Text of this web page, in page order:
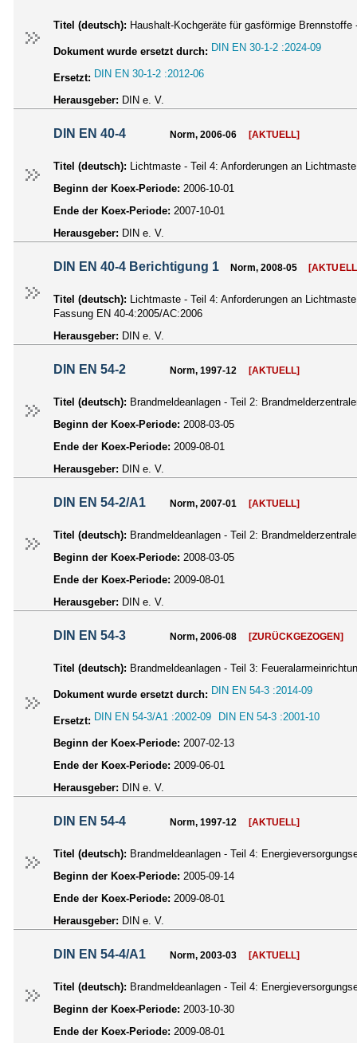
Titel (deutsch): Haushalt-Kochgeräte für gasförmige
Dokument wurde ersetzt durch: DIN EN 30-1-2 :2024-09
Ersetzt: DIN EN 30-1-2 :2012-06
Herausgeber: DIN e. V.
DIN EN 40-4 Norm, 2006-06 [AKTUELL]
Titel (deutsch): Lichtmaste - Teil 4: Anforderungen an
Beginn der Koex-Periode: 2006-10-01
Ende der Koex-Periode: 2007-10-01
Herausgeber: DIN e. V.
DIN EN 40-4 Berichtigung 1 Norm, 2008-05
Titel (deutsch): Lichtmaste - Teil 4: Anforderungen an
Fassung EN 40-4:2005/AC:2006
Herausgeber: DIN e. V.
DIN EN 54-2 Norm, 1997-12 [AKTUELL]
Titel (deutsch): Brandmeldeanlagen - Teil 2:
Beginn der Koex-Periode: 2008-03-05
Ende der Koex-Periode: 2009-08-01
Herausgeber: DIN e. V.
DIN EN 54-2/A1 Norm, 2007-01 [AKTUELL]
Titel (deutsch): Brandmeldeanlagen - Teil 2:
Beginn der Koex-Periode: 2008-03-05
Ende der Koex-Periode: 2009-08-01
Herausgeber: DIN e. V.
DIN EN 54-3 Norm, 2006-08 [ZURÜCKGEZOGEN]
Titel (deutsch): Brandmeldeanlagen - Teil 3:
Dokument wurde ersetzt durch: DIN EN 54-3 :2014-09
Ersetzt: DIN EN 54-3/A1 :2002-09 DIN EN 54-3 :2001-10
Beginn der Koex-Periode: 2007-02-13
Ende der Koex-Periode: 2009-06-01
Herausgeber: DIN e. V.
DIN EN 54-4 Norm, 1997-12 [AKTUELL]
Titel (deutsch): Brandmeldeanlagen - Teil 4:
Beginn der Koex-Periode: 2005-09-14
Ende der Koex-Periode: 2009-08-01
Herausgeber: DIN e. V.
DIN EN 54-4/A1 Norm, 2003-03 [AKTUELL]
Titel (deutsch): Brandmeldeanlagen - Teil 4:
Beginn der Koex-Periode: 2003-10-30
Ende der Koex-Periode: 2009-08-01